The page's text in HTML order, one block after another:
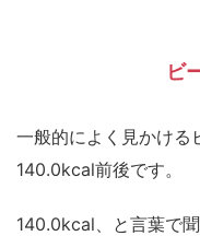
ビ
一般的によく見かけ
140.0kcal前後です。
140.0kcal、と言葉で